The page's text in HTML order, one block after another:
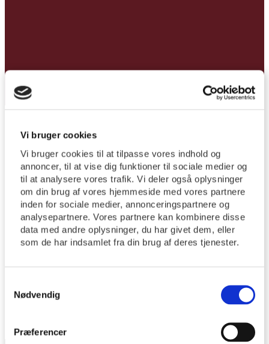
Vi bruger cookies
Vi bruger cookies til at tilpasse vores indhold og
annoncer, til at vise dig funktioner til sociale medier og
til at analysere vores trafik. Vi deler også oplysninger
om din brug af vores hjemmeside med vores partnere
inden for sociale medier, annonceringspartnere og
analysepartnere. Vores partnere kan kombinere disse
data med andre oplysninger, du har givet dem, eller
som de har indsamlet fra din brug af deres tjenester.
Nødvendig
Præferencer
Der findes desværre ingen resultater for din
søgning